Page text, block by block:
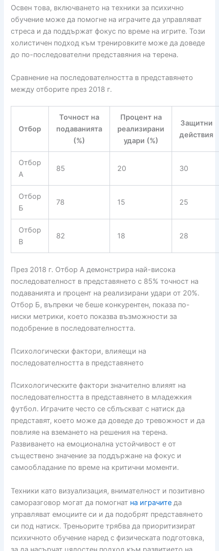
Освен това, включването на техники за психично
обучение може да помогне на играчите да управляват
стреса и да поддържат фокус по време на игрите. Този
холистичен подход към тренировките може да доведе
до по-последователни представяния на терена.
Сравнение на последователността в представянето
между отборите през 2018 г.
Отбор
Точност на
подаванията
(%)
Процент на
реализирани
удари (%)
Защитни
действия
Отбор
А
85 20 30
Отбор
Б
78 15 25
Отбор
В
82 18 28
През 2018 г. Отбор А демонстрира най-висока
последователност в представянето с 85% точност на
подаванията и процент на реализирани удари от 20%.
Отбор Б, въпреки че беше конкурентен, показа по-
ниски метрики, което показва възможности за
подобрение в последователността.
Психологически фактори, влияещи на
последователността в представянето
Психологическите фактори значително влияят на
последователността в представянето в младежкия
футбол. Играчите често се сблъскват с натиск да
представят, което може да доведе до тревожност и да
повлияе на вземането на решения на терена.
Развиването на емоционална устойчивост е от
съществено значение за поддържане на фокус и
самообладание по време на критични моменти.
Техники като визуализация, внимателност и позитивно
саморазговор могат да помогнат на играчите да
управляват емоциите си и да подобрят представянето
си под натиск. Треньорите трябва да приоритизират
психичното обучение наред с физическата подготовка,